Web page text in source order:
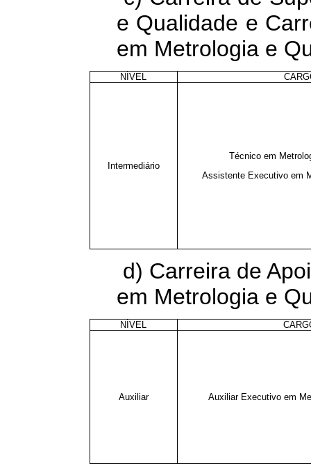
e Qualidade e
em Metrologia e
NÍVEL
Intermediário
Técnico em
Assistente Executivo em
d) Carreira de
em Metrologia e
NÍVEL
Auxiliar Auxiliar Executivo em